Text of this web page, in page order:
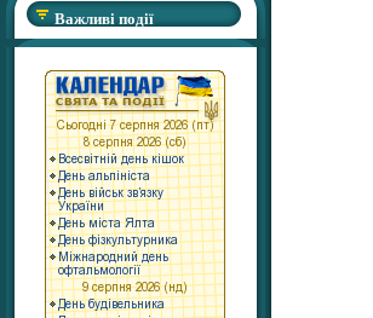
Важливі події